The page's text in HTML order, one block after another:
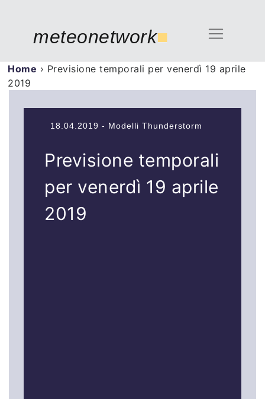
meteonetwork■
Home › Previsione temporali per venerdì 19 aprile
2019
18.04.2019 - Modelli Thunderstorm
Previsione temporali
per venerdì 19 aprile
2019